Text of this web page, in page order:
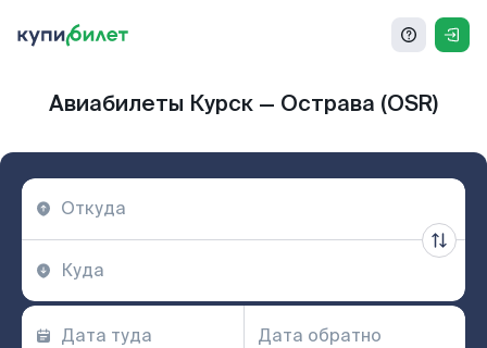
Авиабилеты Курск — Острава (OSR)